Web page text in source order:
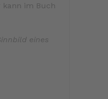
kann im Buch
eines